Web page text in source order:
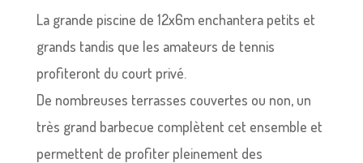
La grande piscine de 12x6m enchantera petits et
grands tandis que les amateurs de tennis
profiteront du court privé.
De nombreuses terrasses couvertes ou non, un
très grand barbecue complètent cet ensemble et
permettent de profiter pleinement des